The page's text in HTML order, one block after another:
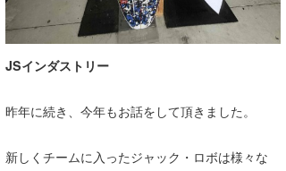
JSインダストリー
昨年に続き、今年もお話をして頂きました。
新しくチームに入ったジャック・ロボは様々な